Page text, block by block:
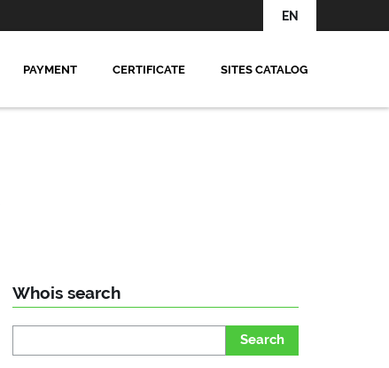
EN
PAYMENT CERTIFICATE SITES CATALOG
Whois search
Search